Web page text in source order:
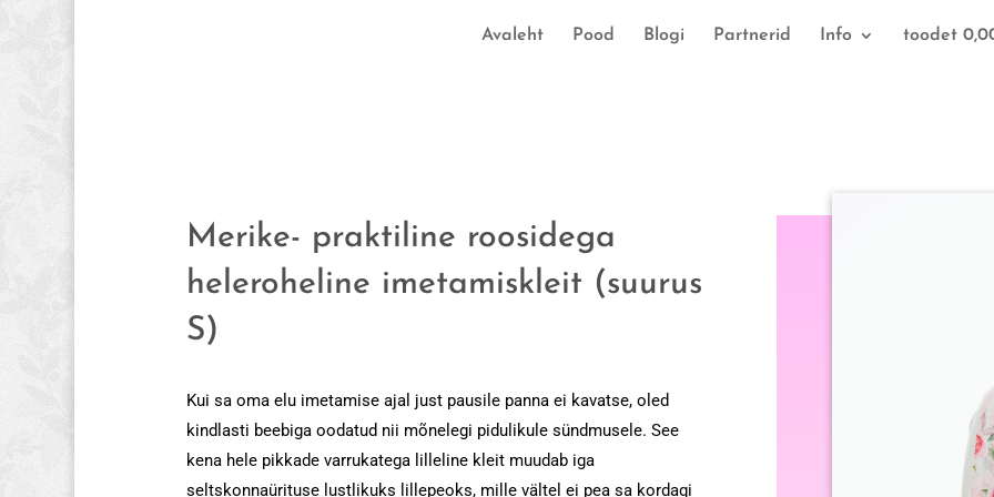
Avaleht Pood Blogi Partnerid Info toodet
Merike- praktiline roosidega
heleroheline imetamiskleit (suurus
S)
Kui sa oma elu imetamise ajal just pausile panna ei kavatse, oled
kindlasti beebiga oodatud nii mõnelegi pidulikule sündmusele. See
kena hele pikkade varrukatega lilleline kleit muudab iga
seltskonnaürituse lustlikuks lillepeoks, mille vältel ei pea sa kordagi